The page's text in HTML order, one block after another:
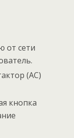
от сети
(AC)
кнопка